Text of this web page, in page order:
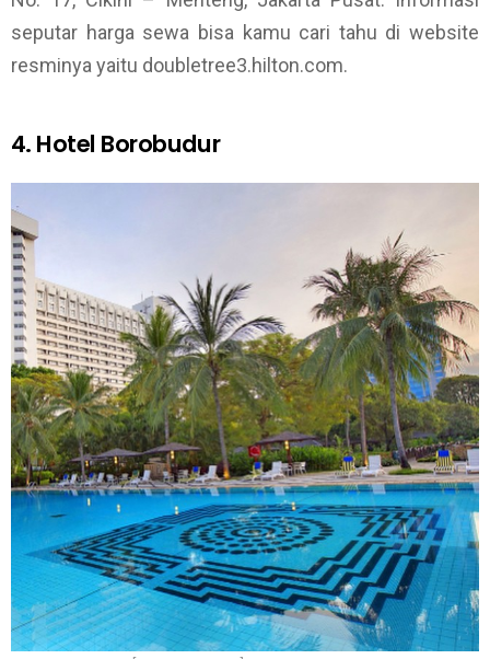
seputar harga sewa bisa kamu cari tahu di website
resminya yaitu doubletree3.hilton.com.
4. Hotel Borobudur